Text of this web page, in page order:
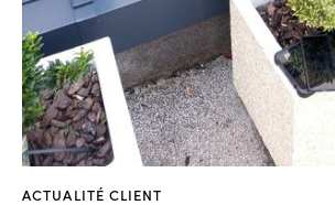
ACTUALITÉ CLIENT